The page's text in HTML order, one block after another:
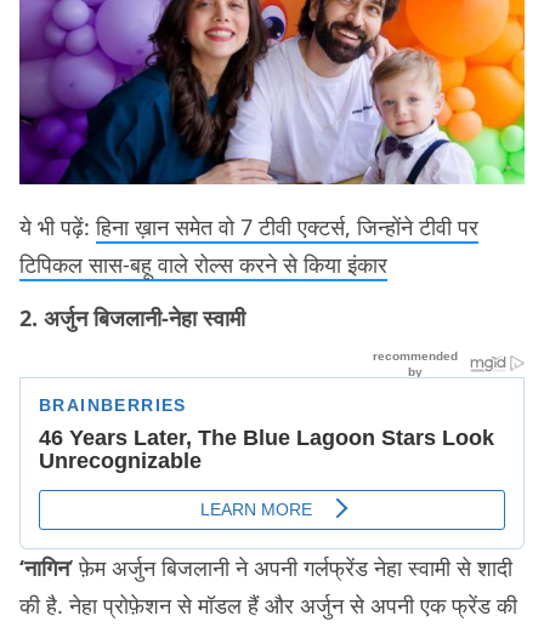
ये भी पढ़ें:हिना ख़ान समेत वो 7 टीवी एक्टर्स, जिन्होंने टीवी पर
टिपिकल सास-बहू वाले रोल्स करने से किया इंकार
2. अर्जुन बिजलानी-नेहा स्वामी
‘नागिन’ फ़ेम अर्जुन बिजलानी ने अपनी गर्लफ्रेंड नेहा स्वामी से शादी
की है. नेहा प्रोफ़ेशन से मॉडल हैं और अर्जुन से अपनी एक फ्रेंड की